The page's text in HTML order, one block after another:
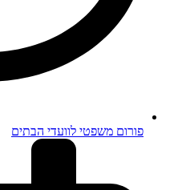
פורום משפטי לוועדי הבתים